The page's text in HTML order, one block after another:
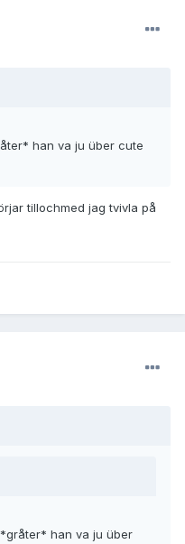
han va ju über cute
tillochmed jag tvivla på
han va ju über